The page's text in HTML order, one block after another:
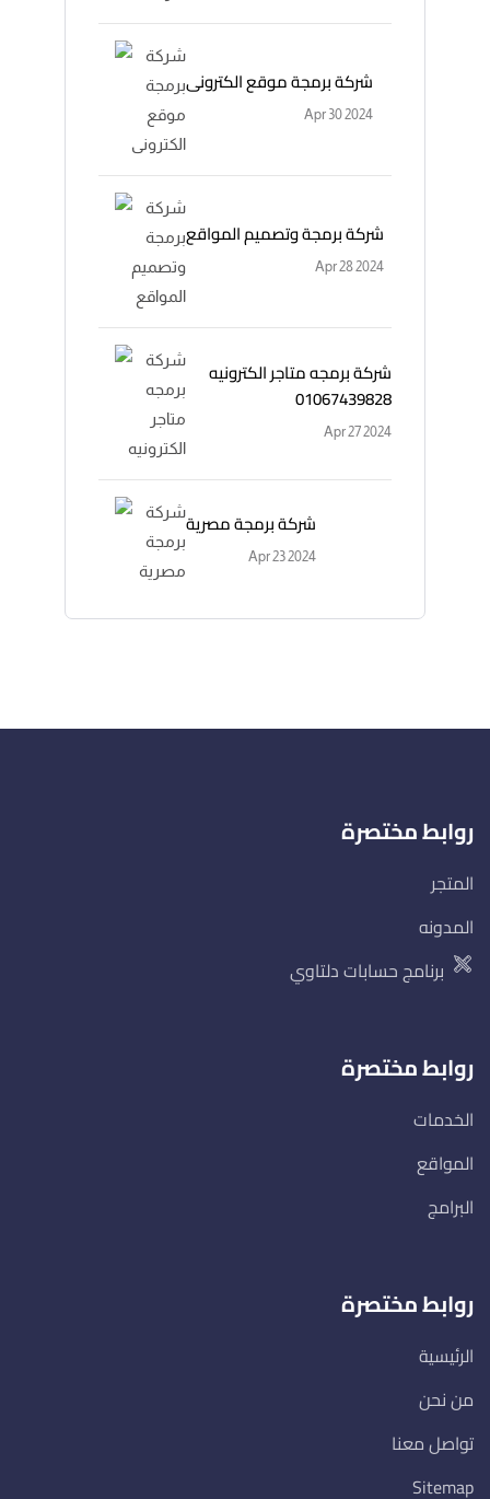
شركة برمجة موقع الكترونى
Apr 30 2024
شركة برمجة وتصميم المواقع
Apr 28 2024
شركة برمجه متاجر الكترونيه
01067439828
Apr 27 2024
شركة برمجة مصرية
Apr 23 2024
روابط مختصرة
المتجر
المدونه
برنامج حسابات دلتاوي
روابط مختصرة
الخدمات
المواقع
البرامج
روابط مختصرة
الرئيسية
من نحن
تواصل معنا
Sitemap